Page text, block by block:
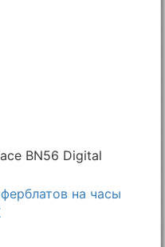
BN56 Digital
на часы